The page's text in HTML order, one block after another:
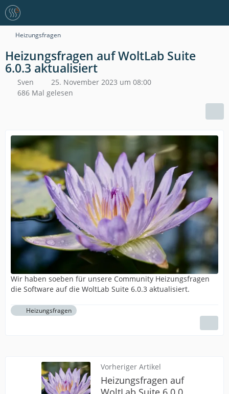
Heizungsfragen
Heizungsfragen auf WoltLab Suite
6.0.3 aktualisiert
Sven
25. November 2023 um 08:00
686 Mal gelesen
Wir haben soeben für unsere Community Heizungsfragen
die Software auf die WoltLab Suite 6.0.3 aktualisiert.
Heizungsfragen
Vorheriger Artikel
Heizungsfragen auf